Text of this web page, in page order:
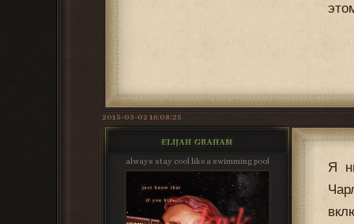
2015-03-02 16:08:25
ELIJAH GRAHAM
always stay cool like a swimming pool
Я